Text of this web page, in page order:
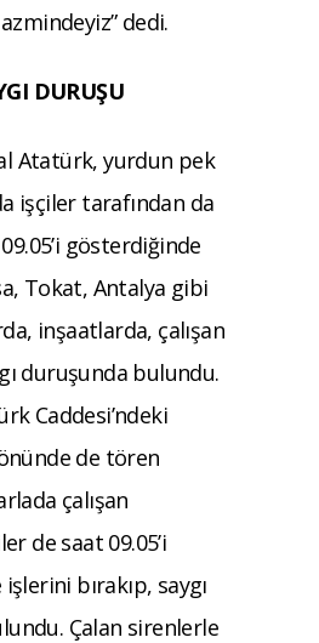
dedi.
DURUŞU
Atatürk, yurdun pek
işçiler tarafından da
gösterdiğinde
Tokat, Antalya gibi
inşaatlarda, çalışan
duruşunda bulundu.
Caddesi’ndeki
de tören
çalışan
de saat 09.05’i
bırakıp, saygı
Çalan sirenlerle